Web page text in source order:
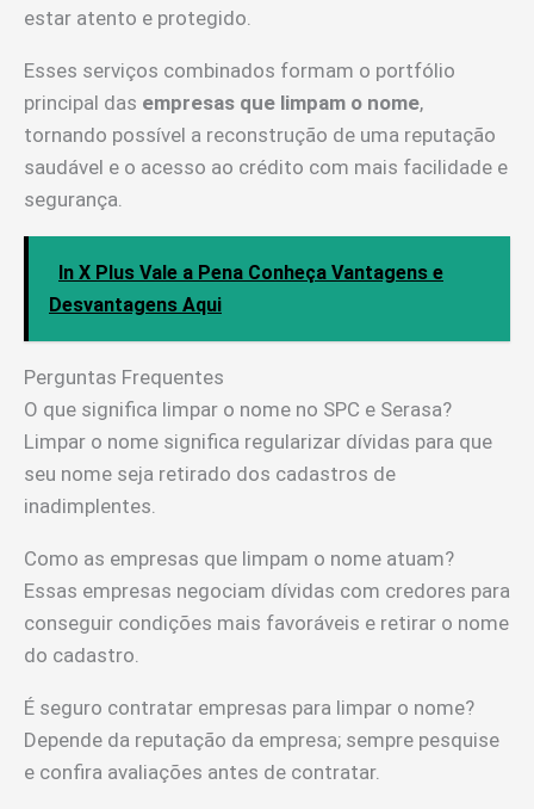
estar atento e protegido.
Esses serviços combinados formam o portfólio
principal das empresas que limpam o nome,
tornando possível a reconstrução de uma reputação
saudável e o acesso ao crédito com mais facilidade e
segurança.
In X Plus Vale a Pena Conheça Vantagens e
Desvantagens Aqui
Perguntas Frequentes
O que significa limpar o nome no SPC e Serasa?
Limpar o nome significa regularizar dívidas para que
seu nome seja retirado dos cadastros de
inadimplentes.
Como as empresas que limpam o nome atuam?
Essas empresas negociam dívidas com credores para
conseguir condições mais favoráveis e retirar o nome
do cadastro.
É seguro contratar empresas para limpar o nome?
Depende da reputação da empresa; sempre pesquise
e confira avaliações antes de contratar.